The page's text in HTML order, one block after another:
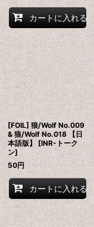
カートに入れる
[FOIL] 狼/Wolf No.009
& 狼/Wolf No.018 【日
本語版】 [INR-トーク
ン]
50円
カートに入れる